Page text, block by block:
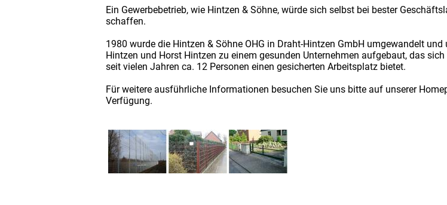
Ein Gewerbebetrieb, wie Hintzen & Söhne, würde sich selbst bei bester
schaffen.
1980 wurde die Hintzen & Söhne OHG in Draht-Hintzen GmbH umgewandelt
Hintzen und Horst Hintzen zu einem gesunden Unternehmen aufgebaut, das
seit vielen Jahren ca. 12 Personen einen gesicherten Arbeitsplatz bietet.
Für weitere ausführliche Informationen besuchen Sie uns bitte auf unserer
Verfügung.